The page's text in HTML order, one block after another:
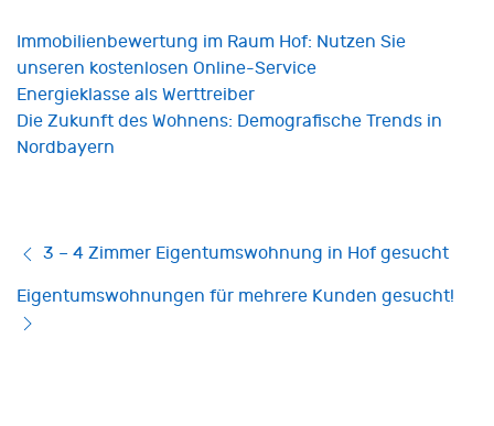
Immobilienbewertung im Raum Hof: Nutzen Sie
unseren kostenlosen Online-Service
Energieklasse als Werttreiber
Die Zukunft des Wohnens: Demografische Trends in
Nordbayern
3 – 4 Zimmer Eigentumswohnung in Hof gesucht
Eigentumswohnungen für mehrere Kunden gesucht!